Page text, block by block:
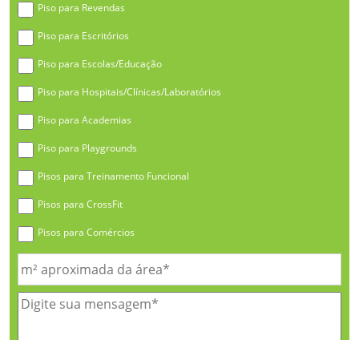
Piso para Revendas
Piso para Escritórios
Piso para Escolas/Educação
Piso para Hospitais/Clínicas/Laboratórios
Piso para Academias
Piso para Playgrounds
Pisos para Treinamento Funcional
Pisos para CrossFit
Pisos para Comércios